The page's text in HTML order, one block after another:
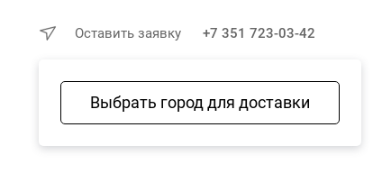
Выбрать город для доставки
Оставить заявку +7 351 723-03-42
Избранное Сравнение Корзина